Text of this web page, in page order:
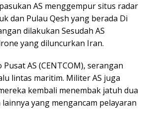
AS menggempur situs radar
dan Pulau Qesh yang berada Di
dilakukan Sesudah AS
yang diluncurkan Iran.
AS (CENTCOM), serangan
lintas maritim. Militer AS juga
kembali menembak jatuh dua
yang mengancam pelayaran